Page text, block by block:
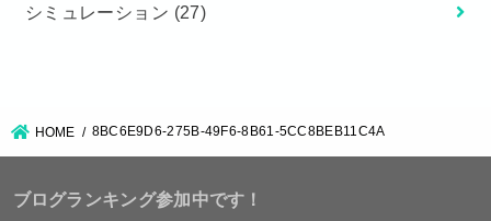
シミュレーション (27)
HOME 8BC6E9D6-275B-49F6-8B61-5CC8BEB11C4A
ブログランキング参加中です！